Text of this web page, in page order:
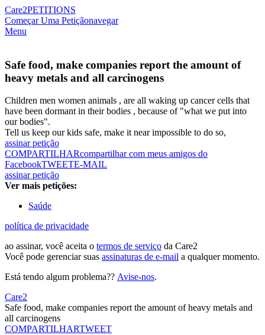
Care2PETITIONS
Começar Uma Petiçãonavegar
Menu
Safe food, make companies report the amount of
heavy metals and all carcinogens
Children men women animals , are all waking up cancer cells that
have been dormant in their bodies , because of "what we put into
our bodies".
Tell us keep our kids safe, make it near impossible to do so,
assinar petição
COMPARTILHARcompartilhar com meus amigos do
FacebookTWEETE-MAIL
assinar petição
Ver mais petições:
Saúde
política de privacidade
ao assinar, você aceita o termos de serviço da Care2
Você pode gerenciar suas assinaturas de e-mail a qualquer momento.
Está tendo algum problema?? Avise-nos.
Care2
Safe food, make companies report the amount of heavy metals and
all carcinogens
COMPARTILHARTWEET